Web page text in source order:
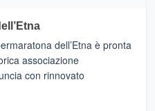
dell’Etna è pronta
associazione
con rinnovato